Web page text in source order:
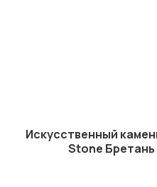
Искусственный
Stone Бретань